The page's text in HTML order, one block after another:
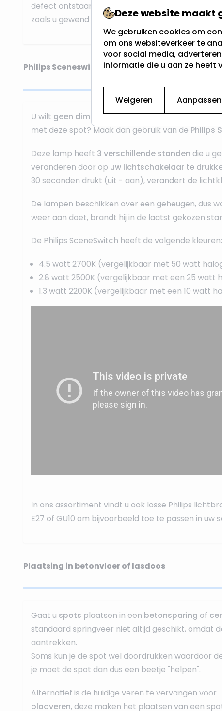
defect ontstaan dan kan de GU10 spot
zoals u gewend bent van halogeenspots.
Philips Sceneswitch - Dimmen zonder dimmer!
U wilt geen dimmerplaatsen? maar toch
met deze spot? Maak dan gebruik van de Philips
Deze lamp heeft 3 verschillende standen die u
veranderen door op uw lichtschakelaar te
30 seconden drukt (uit - aan), verandert de
De lampen beschikken over een geheugen, dus
weer aan doet, brandt hij in de laatst gekozen
De Philips SceneSwitch heeft de volgende kleuren:
4.5 watt 2700K (vergelijkbaar met 50 watt
2.8 watt 2500K (vergelijkbaar met een 25 watt
1.3 watt 2200K (vergelijkbaar met een 10 watt
In ons assortiment vindt u ook losse Philips
E27 of GU10 om bijvoorbeeld toe te passen in uw
Plaatsing in betonvloer of lasdoos
Gaat u spots plaatsen in een betonsparing of
standaard springveer niet altijd geschikt, omdat
aantrekken.
Soms kun je de spot wel doordrukken waardoor
je moet de spot dan dus een beetje "helpen".
Alternatief is de huidige veren te vervangen voor
bladveren, deze maken het plaatsen van een
Deze website maakt
We gebruiken cookies om
om ons websiteverkeer te
voor social media,
informatie die u aan ze heeft
Weigeren Aanpassen